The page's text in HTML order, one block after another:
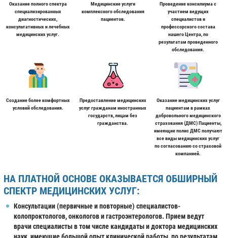
Оказание полного спектра
специализированных
диагностических,
консультативных и лечебных
медицинских услуг.
Медицинские услуги
комплексного обследования
пациентов.
Проведение консилиума с
участием ведущих
специалистов и
профессорского состава
нашего Центра, по
результатам проведенного
обследования.
Создание более комфортных
условий обследования.
Предоставление медицинских
услуг гражданам иностранных
государств, лицам без
гражданства.
Оказание медицинских услуг
пациентам в рамках
добровольного медицинского
страхования (ДМС) Пациенты,
имеющие полис ДМС получают
все виды медицинских услуг
по согласованию со страховой
компанией.
НА ПЛАТНОЙ ОСНОВЕ ОКАЗЫВАЕТСЯ ОБШИРНЫЙ
СПЕКТР МЕДИЦИНСКИХ УСЛУГ:
Консультации (первичные и повторные) специалистов-
колопроктологов, онкологов и гастроэнтерологов. Прием ведут
врачи специалисты в том числе кандидаты и доктора медицинских